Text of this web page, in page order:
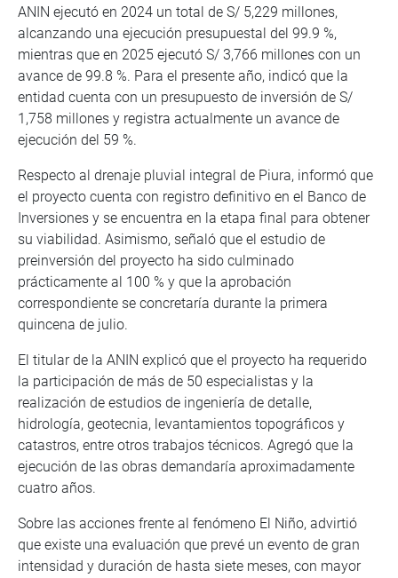
ANIN ejecutó en 2024 un total de S/ 5,229 millones,
alcanzando una ejecución presupuestal del 99.9 %,
mientras que en 2025 ejecutó S/ 3,766 millones con un
avance de 99.8 %. Para el presente año, indicó que la
entidad cuenta con un presupuesto de inversión de S/
1,758 millones y registra actualmente un avance de
ejecución del 59 %.
Respecto al drenaje pluvial integral de Piura, informó que
el proyecto cuenta con registro definitivo en el Banco de
Inversiones y se encuentra en la etapa final para obtener
su viabilidad. Asimismo, señaló que el estudio de
preinversión del proyecto ha sido culminado
prácticamente al 100 % y que la aprobación
correspondiente se concretaría durante la primera
quincena de julio.
El titular de la ANIN explicó que el proyecto ha requerido
la participación de más de 50 especialistas y la
realización de estudios de ingeniería de detalle,
hidrología, geotecnia, levantamientos topográficos y
catastros, entre otros trabajos técnicos. Agregó que la
ejecución de las obras demandaría aproximadamente
cuatro años.
Sobre las acciones frente al fenómeno El Niño, advirtió
que existe una evaluación que prevé un evento de gran
intensidad y duración de hasta siete meses, con mayor